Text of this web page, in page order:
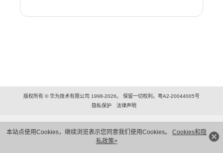
本站点使用Cookies，继续浏览表示您同意我们使用Cookies。 Cookies和隐
私政策>
版权所有 © 华为技术有限公司 1998-2026。 保留一切权利。粤A2-20044005号
隐私保护
法律声明